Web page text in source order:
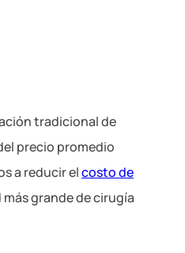
tradicional de
precio promedio
a reducir elcosto de
grande de cirugía